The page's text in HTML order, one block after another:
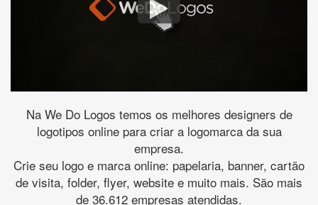
Na We Do Logos temos os melhores designers de
logotipos online para criar a logomarca da sua
empresa.
Crie seu logo e marca online: papelaria, banner, cartão
de visita, folder, flyer, website e muito mais. São mais
de 36.612 empresas atendidas.